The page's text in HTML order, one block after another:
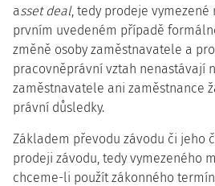
asset deal, tedy prodeje vymezené
prvním uvedeném případě
změně osoby zaměstnavatele a
pracovněprávní vztah nenastávají
zaměstnavatele ani zaměstnance
právní důsledky.
Základem převodu závodu či jeho
prodeji závodu, tedy vymezeného
chceme-li použít zákonného